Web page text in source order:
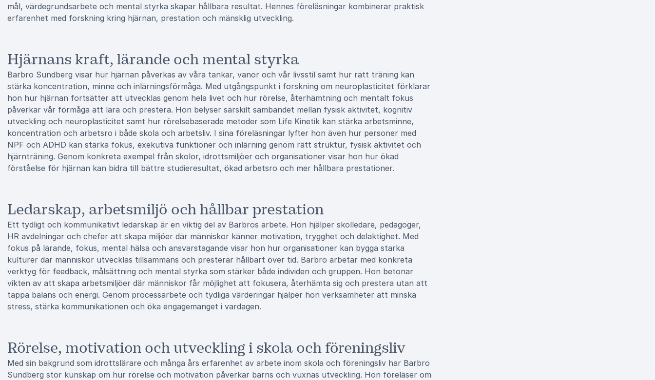
mål, värdegrundsarbete och mental styrka skapar hållbara resultat. Hennes föreläsningar kombinerar praktisk
erfarenhet med forskning kring hjärnan, prestation och mänsklig utveckling.
Hjärnans kraft, lärande och mental styrka
Barbro Sundberg visar hur hjärnan påverkas av våra tankar, vanor och vår livsstil samt hur rätt träning kan
stärka koncentration, minne och inlärningsförmåga. Med utgångspunkt i forskning om neuroplasticitet förklarar
hon hur hjärnan fortsätter att utvecklas genom hela livet och hur rörelse, återhämtning och mentalt fokus
påverkar vår förmåga att lära och prestera. Hon belyser särskilt sambandet mellan fysisk aktivitet, kognitiv
utveckling och neuroplasticitet samt hur rörelsebaserade metoder som Life Kinetik kan stärka arbetsminne,
koncentration och arbetsro i både skola och arbetsliv. I sina föreläsningar lyfter hon även hur personer med
NPF och ADHD kan stärka fokus, exekutiva funktioner och inlärning genom rätt struktur, fysisk aktivitet och
hjärnträning. Genom konkreta exempel från skolor, idrottsmiljöer och organisationer visar hon hur ökad
förståelse för hjärnan kan bidra till bättre studieresultat, ökad arbetsro och mer hållbara prestationer.
Ledarskap, arbetsmiljö och hållbar prestation
Ett tydligt och kommunikativt ledarskap är en viktig del av Barbros arbete. Hon hjälper skolledare, pedagoger,
HR avdelningar och chefer att skapa miljöer där människor känner motivation, trygghet och delaktighet. Med
fokus på lärande, fokus, mental hälsa och ansvarstagande visar hon hur organisationer kan bygga starka
kulturer där människor utvecklas tillsammans och presterar hållbart över tid. Barbro arbetar med konkreta
verktyg för feedback, målsättning och mental styrka som stärker både individen och gruppen. Hon betonar
vikten av att skapa arbetsmiljöer där människor får möjlighet att fokusera, återhämta sig och prestera utan att
tappa balans och energi. Genom processarbete och tydliga värderingar hjälper hon verksamheter att minska
stress, stärka kommunikationen och öka engagemanget i vardagen.
Rörelse, motivation och utveckling i skola och föreningsliv
Med sin bakgrund som idrottslärare och många års erfarenhet av arbete inom skola och föreningsliv har Barbro
Sundberg stor kunskap om hur rörelse och motivation påverkar barns och vuxnas utveckling. Hon föreläser om